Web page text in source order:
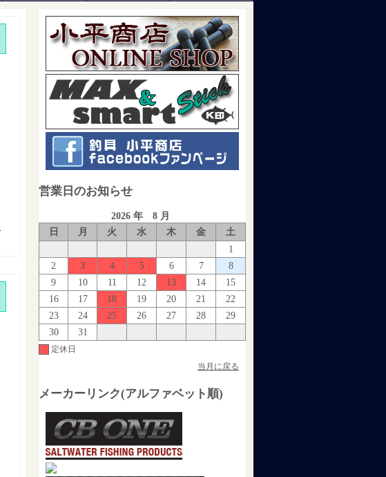
営業日のお知らせ
2026 年 8 月
日
月 火 水 木 金
土
1
2
3 4 5 6 7
8
9
10 11 12 13 14
15
16
17 18 19 20 21
22
23
24 25 26 27 28
29
30
31
定休日
当月に戻る
メーカーリンク(アルファベット順)